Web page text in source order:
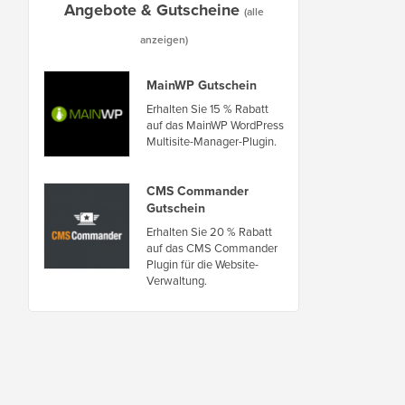
Angebote & Gutscheine (alle
anzeigen)
MainWP Gutschein
Erhalten Sie 15 % Rabatt
auf das MainWP WordPress
Multisite-Manager-Plugin.
CMS Commander
Gutschein
Erhalten Sie 20 % Rabatt
auf das CMS Commander
Plugin für die Website-
Verwaltung.